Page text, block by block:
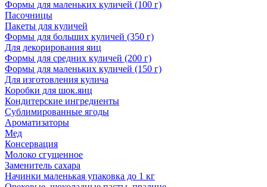
Формы для маленьких куличей (100 г)
Пасочницы
Пакеты для куличей
Формы для больших куличей (350 г)
Для декорирования яиц
Формы для средних куличей (200 г)
Формы для маленьких куличей (150 г)
Для изготовления кулича
Коробки для шок.яиц
Кондитерские ингредиенты
Сублимированные ягоды
Ароматизаторы
Мед
Консервация
Молоко сгущенное
Заменитель сахара
Начинки маленькая упаковка до 1 кг